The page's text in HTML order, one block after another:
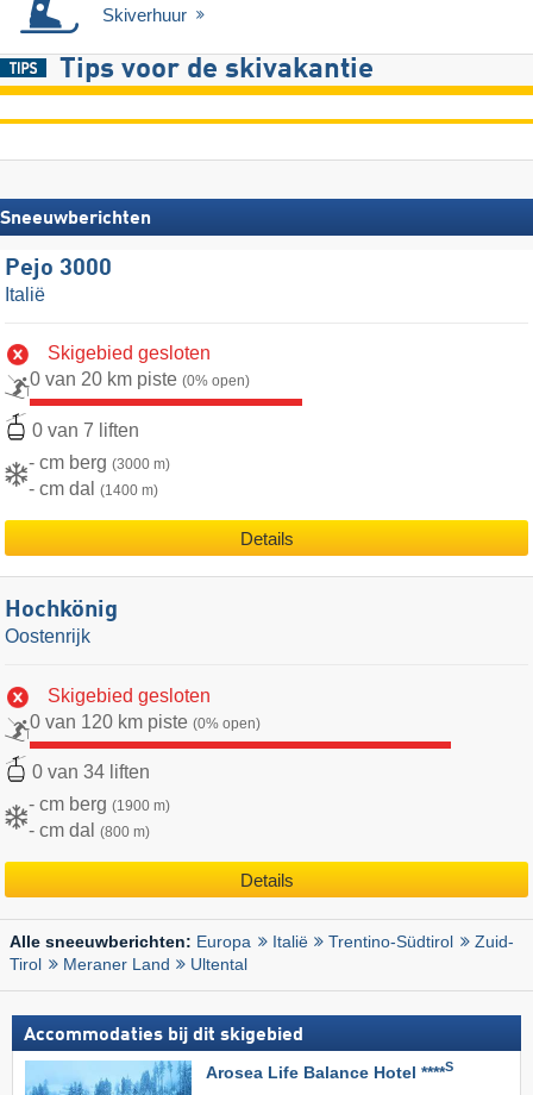
Skiverhuur
Tips voor de skivakantie
Sneeuwberichten
Pejo 3000
Italië
Skigebied gesloten
0 van 20 km piste (0% open)
0 van 7 liften
- cm berg (3000 m)
- cm dal (1400 m)
Details
Hochkönig
Oostenrijk
Skigebied gesloten
0 van 120 km piste (0% open)
0 van 34 liften
- cm berg (1900 m)
- cm dal (800 m)
Details
Alle sneeuwberichten: Europa Italië Trentino-Südtirol
Zuid-
Tirol
Meraner Land Ultental
Accommodaties bij dit skigebied
Arosea Life Balance Hotel ****S